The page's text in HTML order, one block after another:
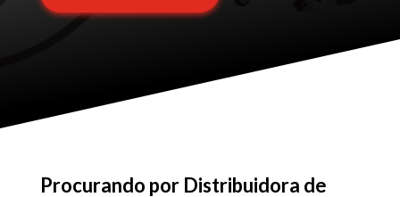
Procurando por Distribuidora de